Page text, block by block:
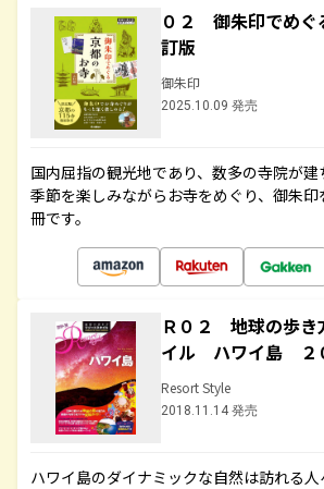
０２ 御朱印でめ
訂版
御朱印
2025.10.09 発売
国内屈指の観光地であり、数多の寺院が建
季節を楽しみながらお寺をめぐり、御朱
冊です。
Ｒ０２ 地球の歩
イル ハワイ島 ２
Resort Style
2018.11.14 発売
ハワイ島のダイナミックな自然は訪れる